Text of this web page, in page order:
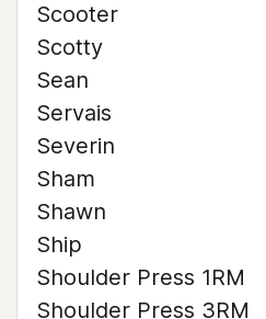
Scooter
Scotty
Sean
Servais
Severin
Sham
Shawn
Ship
Shoulder Press 1RM
Shoulder Press 3RM